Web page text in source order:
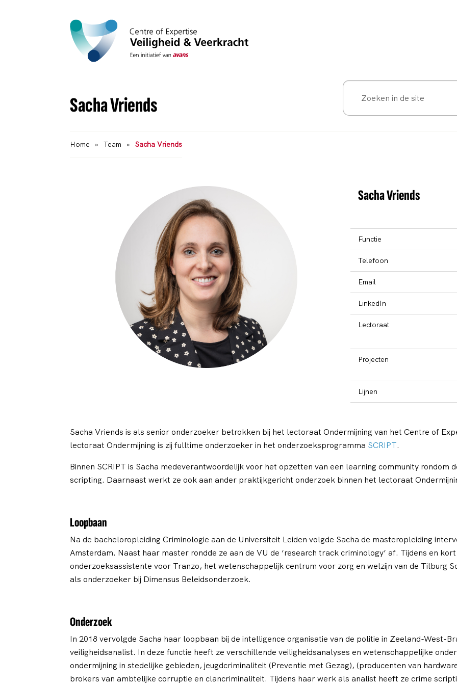
Sacha Vriends
Home » Team » Sacha Vriends
Sacha Vriends
Functie
Telefoon
Email
LinkedIn
Lectoraat
Projecten
Lijnen
Sacha Vriends is als senior onderzoeker betrokken bij het lectoraat Ondermijning van het Centre of
lectoraat Ondermijning is zij fulltime onderzoeker in het onderzoeksprogramma SCRIPT.
Binnen SCRIPT is Sacha medeverantwoordelijk voor het opzetten van een learning community rondom
scripting. Daarnaast werkt ze ook aan ander praktijkgericht onderzoek binnen het lectoraat
Loopbaan
Na de bacheloropleiding Criminologie aan de Universiteit Leiden volgde Sacha de masteropleiding
Amsterdam. Naast haar master rondde ze aan de VU de ‘research track criminology’ af. Tijdens en
onderzoeksassistente voor Tranzo, het wetenschappelijk centrum voor zorg en welzijn van de Tilburg
als onderzoeker bij Dimensus Beleidsonderzoek.
Onderzoek
In 2018 vervolgde Sacha haar loopbaan bij de intelligence organisatie van de politie in Zeeland-West-
veiligheidsanalist. In deze functie heeft ze verschillende veiligheidsanalyses en wetenschappelijke
ondermijning in stedelijke gebieden, jeugdcriminaliteit (Preventie met Gezag), (producenten van
brokers van ambtelijke corruptie en clancriminaliteit. Tijdens haar werk als analist heeft ze crime